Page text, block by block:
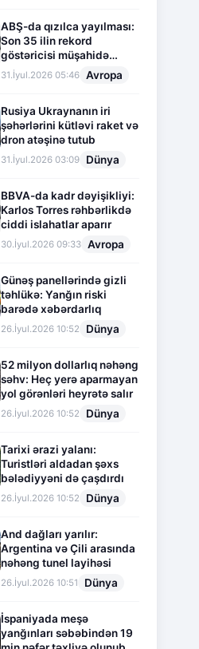
ABŞ-da qızılca yayılması:
Son 35 ilin rekord
göstəricisi müşahidə
olunur
31.İyul.2026 05:46 Avropa
Rusiya Ukraynanın iri
şəhərlərini kütləvi raket və
dron atəşinə tutub
31.İyul.2026 03:09 Dünya
BBVA-da kadr dəyişikliyi:
Karlos Torres rəhbərlikdə
ciddi islahatlar aparır
30.İyul.2026 09:33 Avropa
Günəş panellərində gizli
təhlükə: Yanğın riski
barədə xəbərdarlıq
26.İyul.2026 10:52 Dünya
52 milyon dollarlıq nəhəng
səhv: Heç yerə aparmayan
yol görənləri heyrətə salır
26.İyul.2026 10:52 Dünya
Tarixi ərazi yalanı:
Turistləri aldadan şəxs
bələdiyyəni də çaşdırdı
26.İyul.2026 10:52 Dünya
And dağları yarılır:
Argentina və Çili arasında
nəhəng tunel layihəsi
26.İyul.2026 10:51 Dünya
İspaniyada meşə
yanğınları səbəbindən 19